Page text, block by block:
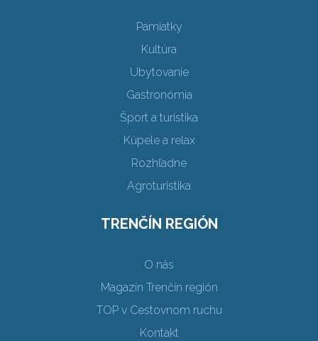
Pamiatky
Kultúra
Ubytovanie
Gastronómia
Šport a turistika
Kúpele a relax
Rozhľadne
Agroturistika
TRENČÍN REGIÓN
O nás
Magazín Trenčín región
TOP v Cestovnom ruchu
Kontakt